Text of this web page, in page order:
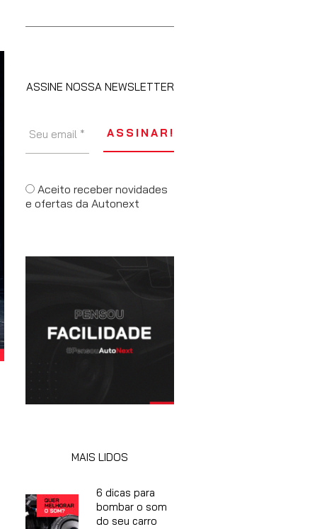
ASSINE NOSSA NEWSLETTER
Aceito receber novidades
e ofertas da Autonext
MAIS LIDOS
6 dicas para
bombar o som
do seu carro